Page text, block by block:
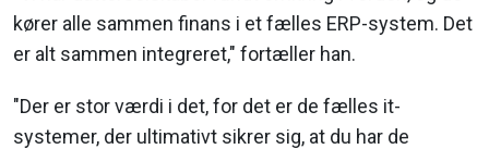
kører alle sammen finans i et fælles ERP-system. Det
er alt sammen integreret," fortæller han.
"Der er stor værdi i det, for det er de fælles it-
systemer, der ultimativt sikrer sig, at du har de